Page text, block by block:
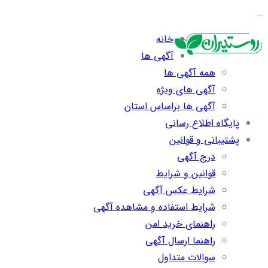
…
خانه
آگهی ها
همه آگهی ها
آگهی های ویژه
آگهی ها براساس استان
پایگاه اطلاع رسانی
پشتیبانی و قوانین
درج آگهی
قوانین و شرایط
شرایط عکس آگهی
شرایط استفاده و مشاهده آگهی
راهنمای خرید امن
راهنما ارسال آگهی
سوالات متداول